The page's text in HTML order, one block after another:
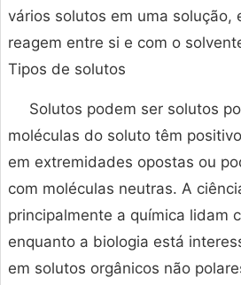
vários solutos em uma solução,
reagem entre si e com o
Tipos de solutos
Solutos podem ser solutos
moléculas do soluto têm
em extremidades opostas ou
com moléculas neutras. A
principalmente a química lidam
enquanto a biologia está
em solutos orgânicos não